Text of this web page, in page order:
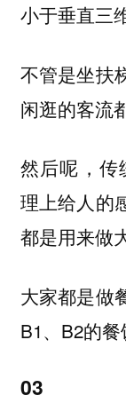
小于垂直三
不管是坐扶
闲逛的客流
然后呢，传
理上给人的
都是用来做
大家都是做
B1、B2的餐
03